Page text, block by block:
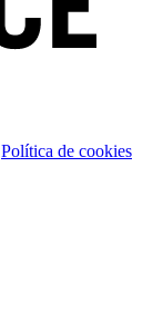
Política de cookies